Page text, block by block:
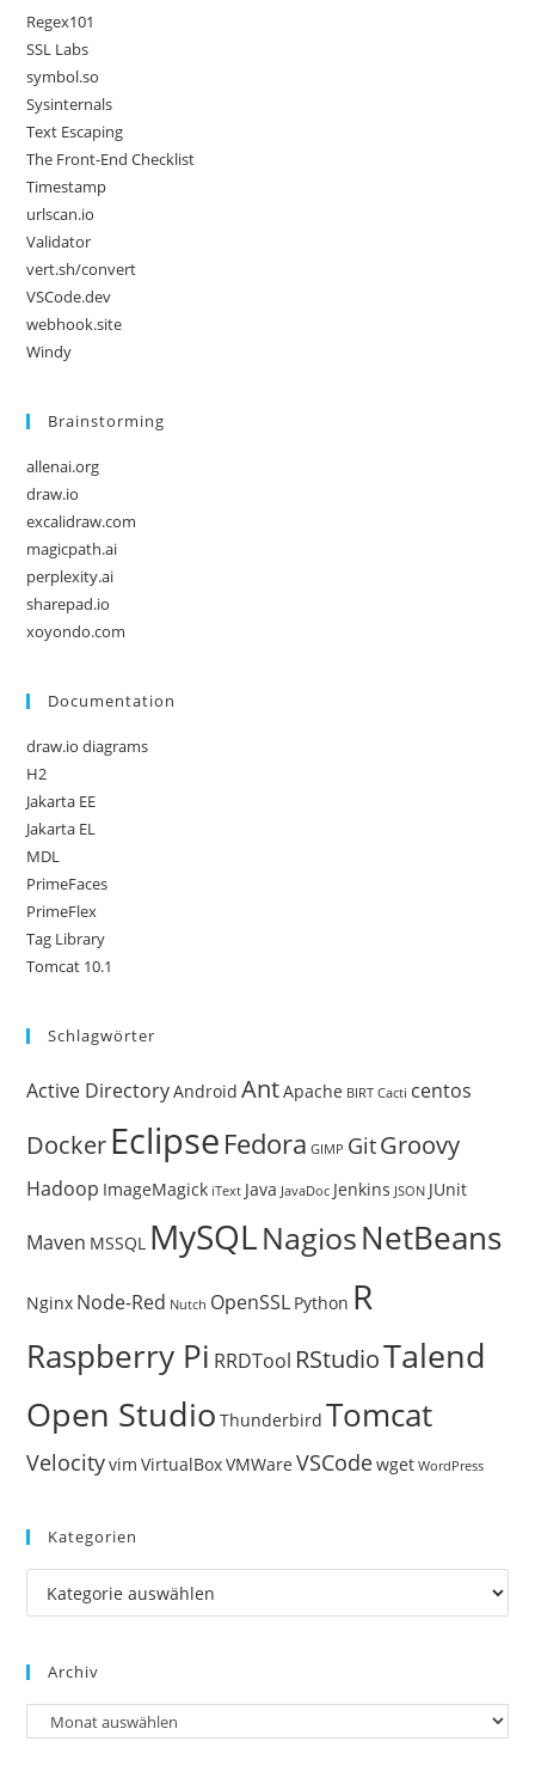
Regex101
SSL Labs
symbol.so
Sysinternals
Text Escaping
The Front-End Checklist
Timestamp
urlscan.io
Validator
vert.sh/convert
VSCode.dev
webhook.site
Windy
Brain­stor­ming
allenai.org
draw.io
excalidraw.com
magicpath.ai
perplexity.ai
sharepad.io
xoyondo.com
Documentation
draw.io diagrams
H2
Jakarta EE
Jakarta EL
MDL
PrimeFaces
PrimeFlex
Tag Library
Tomcat 10.1
Schlagwörter
Active DirectoryAndroid AntApache BIRT Cacti centos
DockerEclipseFedora GIMP GitGroovy
Hadoop ImageMagick iText Java JavaDoc Jenkins JSON JUnit
Maven MSSQL MySQLNagiosNetBeans
Nginx Node-Red Nutch OpenSSL Python R
Raspberry Pi RRDTool RStudioTalend
Open Studio Thunderbird Tomcat
Velocityvim VirtualBoxVMWare VSCodewget WordPress
Kategorien
Kategorien
Archiv
Archiv